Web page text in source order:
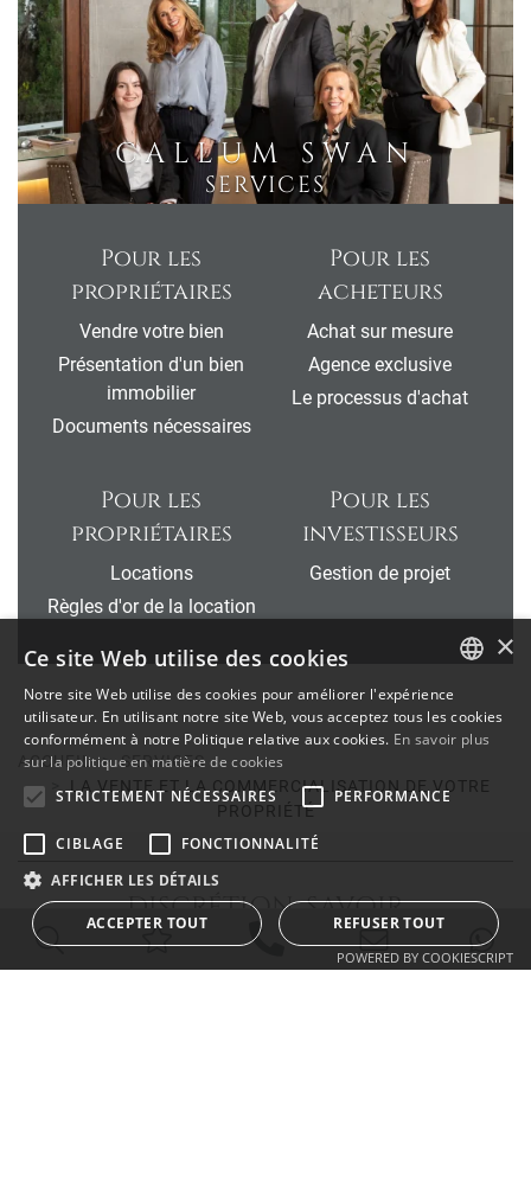
CALLUM SWAN
SERVICES
Pour les
propriétaires
Vendre votre bien
Présentation d'un bien
immobilier
Documents nécessaires
Pour les
acheteurs
Achat sur mesure
Agence exclusive
Le processus d'achat
Pour les
propriétaires
Locations
Règles d'or de la location
Pour les
investisseurs
Gestion de projet
ACCUEIL
SERVICES
LA VENTE ET LA COMMERCIALISATION DE VOTRE
PROPRIÉTÉ
DISCRÉTION SAVOIR
EXPÉRIENCE INTÉGRITÉ
ENGLISH
SPANISH
FRENCH
×
Ce site Web utilise des cookies
Notre site Web utilise des cookies pour améliorer l'expérience
utilisateur. En utilisant notre site Web, vous acceptez tous les cookies
conformément à notre Politique relative aux cookies. En savoir plus
sur la politique en matière de cookies
STRICTEMENT NÉCESSAIRES
PERFORMANCE
CIBLAGE
FONCTIONNALITÉ
AFFICHER LES DÉTAILS
ACCEPTER TOUT REFUSER TOUT
POWERED BY COOKIESCRIPT